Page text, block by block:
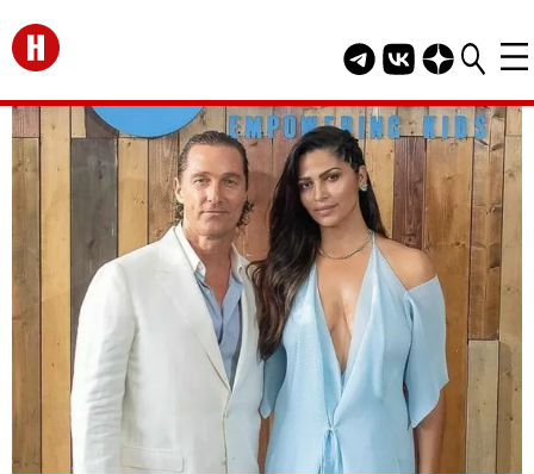
Перейти на главную
Telegram канал
Группа HELLO
Канал